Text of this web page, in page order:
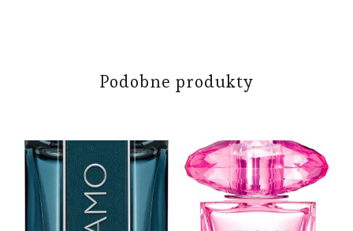
Podobne produkty